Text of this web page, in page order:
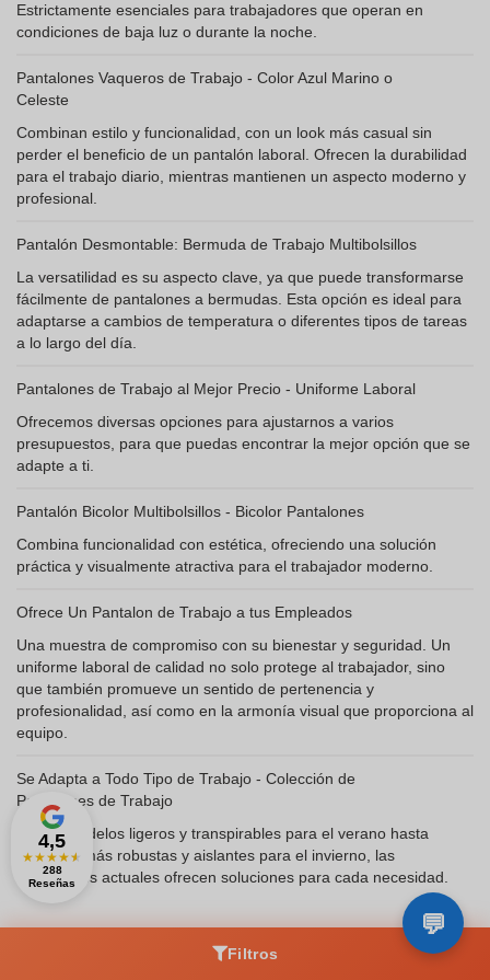
Estrictamente esenciales para trabajadores que operan en
condiciones de baja luz o durante la noche.
Pantalones Vaqueros de Trabajo - Color Azul Marino o
Celeste
Combinan estilo y funcionalidad, con un look más casual sin
perder el beneficio de un pantalón laboral. Ofrecen la durabilidad
para el trabajo diario, mientras mantienen un aspecto moderno y
profesional.
Pantalón Desmontable: Bermuda de Trabajo Multibolsillos
La versatilidad es su aspecto clave, ya que puede transformarse
fácilmente de pantalones a bermudas. Esta opción es ideal para
adaptarse a cambios de temperatura o diferentes tipos de tareas
a lo largo del día.
Pantalones de Trabajo al Mejor Precio - Uniforme Laboral
Ofrecemos diversas opciones para ajustarnos a varios
presupuestos, para que puedas encontrar la mejor opción que se
adapte a ti.
Pantalón Bicolor Multibolsillos - Bicolor Pantalones
Combina funcionalidad con estética, ofreciendo una solución
práctica y visualmente atractiva para el trabajador moderno.
Ofrece Un Pantalon de Trabajo a tus Empleados
Una muestra de compromiso con su bienestar y seguridad. Un
uniforme laboral de calidad no solo protege al trabajador, sino
que también promueve un sentido de pertenencia y
profesionalidad, así como en la armonía visual que proporciona al
equipo.
Se Adapta a Todo Tipo de Trabajo - Colección de
Pantalones de Trabajo
Desde modelos ligeros y transpirables para el verano hasta
opciones más robustas y aislantes para el invierno, las
colecciones actuales ofrecen soluciones para cada necesidad.
Filtros
4,5
★★★★★
288
Reseñas